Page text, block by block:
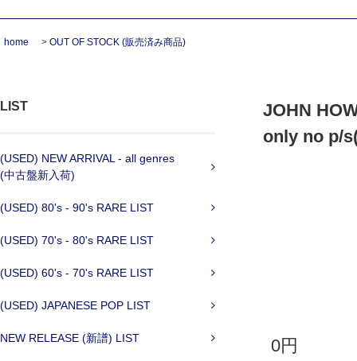
home > OUT OF STOCK (販売済み商品)
LIST
(USED) NEW ARRIVAL - all genres
(中古盤新入荷)
(USED) 80's - 90's RARE LIST
(USED) 70's - 80's RARE LIST
(USED) 60's - 70's RARE LIST
(USED) JAPANESE POP LIST
NEW RELEASE (新譜) LIST
JOHN
only no p/
0円